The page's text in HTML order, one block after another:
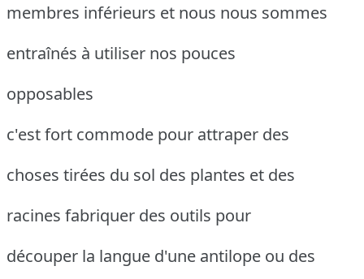
membres inférieurs et nous nous sommes
entraînés à utiliser nos pouces
opposables
c'est fort commode pour attraper des
choses tirées du sol des plantes et des
racines fabriquer des outils pour
découper la langue d'une antilope ou des